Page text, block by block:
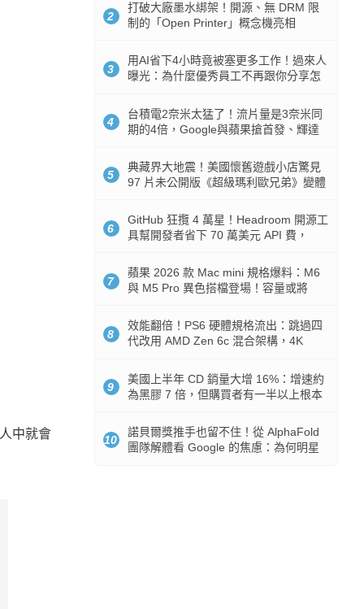
中就會
2
打破大廠墨水綁架！開源、無 DRM 限
制的「Open Printer」概念機亮相
3
用AI省下4小時竟被塞更多工作！過來人
曝光：為什麼優秀員工不再跟你分享怎
4
台積電2奈米太猛了！流片量是3奈米同
期的4倍，Google與蘋果搶首發、輝達
5
典藏界大地震！美國懷舊遊戲小店驚見
97 片未公開版《超級瑪利歐兄弟》變體
6
GitHub 狂攬 4 萬星！Headroom 開源工
具幫開發者省下 70 萬美元 API 費，
7
蘋果 2026 款 Mac mini 規格爆料：M6
與 M5 Pro 異色搭檔登場！容量或將
8
效能翻倍！PS6 硬體規格流出：跳過四
代改用 AMD Zen 6c 混合架構，4K
9
美國上半年 CD 銷量大增 16%：增速約
為黑膠 7 倍，但購買者有一半以上根本
10
諾貝爾獎推手也留不住！從 AlphaFold
團隊解體看 Google 的焦慮：為何明星